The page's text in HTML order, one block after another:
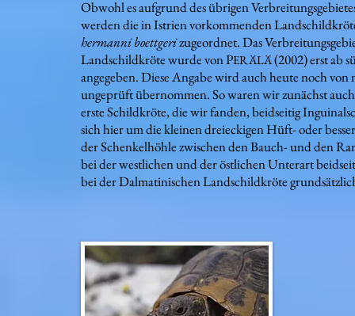
Obwohl es aufgrund des übrigen
werden die in Istrien vorkommenden
hermanni boettgerizugeordnet. Das
Landschildkröte wurde von PERÄLÄ(2002) erst ab
angegeben. Diese Angabe wird auch heute noch
ungeprüft übernommen. So waren wir zunächst
erste Schildkröte, die wir fanden, beidseitig
sich hier um die kleinen dreieckigen Hüft- oder
der Schenkelhöhle zwischen den Bauch- und den
bei der westlichen und der östlichen Unterart
bei der Dalmatinischen Landschildkröte